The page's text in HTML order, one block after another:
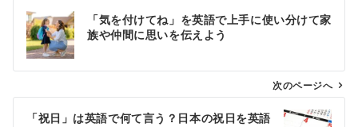
ビ
「気を付けてね」を英語で上手に使い分けて家
族や仲間に思いを伝えよう
次のページへ
「祝日」は英語で何て言う？日本の祝日を英語